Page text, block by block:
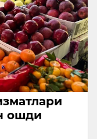
ошди